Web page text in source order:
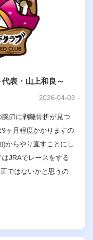
表・山上和良～
2026-04-03
節に剥離骨折が見つ
ヶ月程度かかりますの
)からやり直すことにし
JRAでレースをする
ではないかと思うの